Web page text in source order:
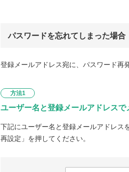
パスワードを忘れてしまった場合
登録メールアドレス宛に、パスワード再
方法1
ユーザー名と登録メールアドレスで
下記にユーザー名と登録メールアドレス
再設定」を押してください。